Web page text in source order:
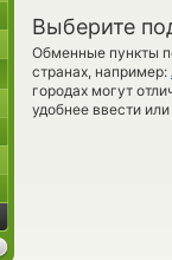
Выберите
Обменные пункты
странах, например:
городах могут
удобнее ввести